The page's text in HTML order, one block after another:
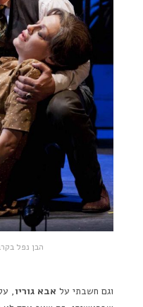
הבן נפל
וגם חשבתי על אבא גוריו,